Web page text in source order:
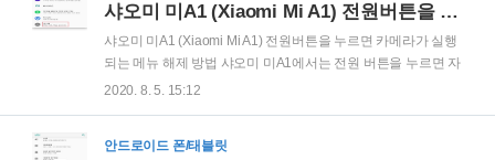
샤오미 미A1 (Xiaomi Mi A1) 전원버튼을 누르면 카메라가 실행되는 메뉴 해제 방법
샤오미 미A1 (Xiaomi Mi A1) 전원버튼을 누르면 카메라가 실행
되는 메뉴 해제 방법 샤오미 미A1에서는 전원 버튼을 누르면 자
동으로 카메라가 실행이 되는 경우가 자주 있습니다. 기본 설정
으로 생각됩니다. 이전에 이 문제 해결을 위해 글을 올린 바 있
2020. 8. 5. 15:12
안드로이드 폰/태블릿